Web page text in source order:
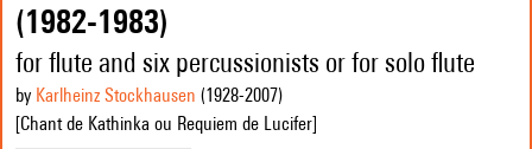
(1982-1983)
for flute and six percussionists or for solo flute
by Karlheinz Stockhausen (1928-2007)
[Chant de Kathinka ou Requiem de Lucifer]